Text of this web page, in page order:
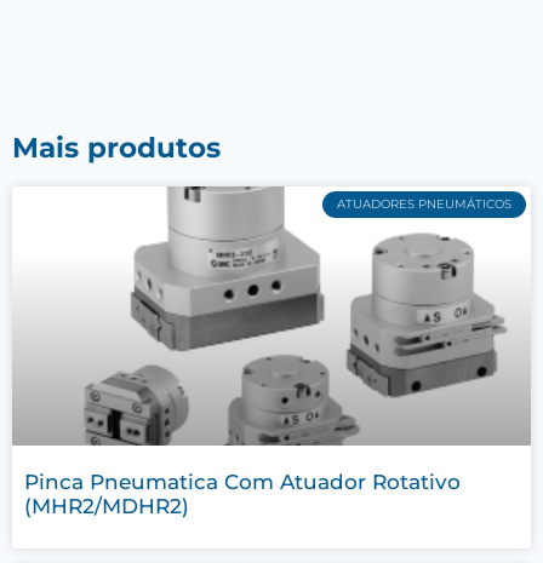
Mais produtos
ATUADORES PNEUMÁTICOS
Pinca Pneumatica Com Atuador Rotativo
(MHR2/MDHR2)